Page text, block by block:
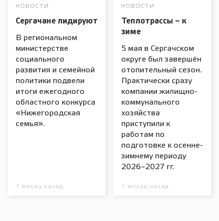
НОВОСТИ
Сергачане лидируют
В региональном
министерстве
социального
развития и семейной
политики подвели
итоги ежегодного
областного конкурса
«Нижегородская
семья».
1 месяц назад
НОВОСТИ
Теплотрассы – к
зиме
5 мая в Сергачском
округе был завершён
отопительный сезон.
Практически сразу
компании жилищно-
коммунального
хозяйства
приступили к
работам по
подготовке к осенне-
зимнему периоду
2026–2027 гг.
1 месяц назад